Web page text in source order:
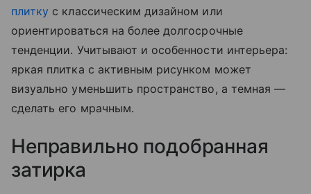
плитку с классическим дизайном или
ориентироваться на более долгосрочные
тенденции. Учитывают и особенности интерьера:
яркая плитка с активным рисунком может
визуально уменьшить пространство, а темная —
сделать его мрачным.
Неправильно подобранная
затирка